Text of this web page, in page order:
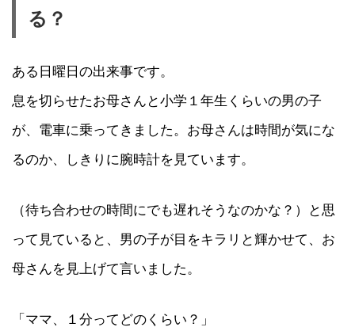
る？
ある日曜日の出来事です。
息を切らせたお母さんと小学１年生くらいの男の子
が、電車に乗ってきました。お母さんは時間が気にな
るのか、しきりに腕時計を見ています。
（待ち合わせの時間にでも遅れそうなのかな？）と思
って見ていると、男の子が目をキラリと輝かせて、お
母さんを見上げて言いました。
「ママ、１分ってどのくらい？」